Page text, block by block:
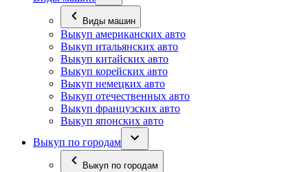
Виды машин
Выкуп американских авто
Выкуп итальянских авто
Выкуп китайских авто
Выкуп корейских авто
Выкуп немецких авто
Выкуп отечественных авто
Выкуп французских авто
Выкуп японских авто
Выкуп по городам
Выкуп по городам